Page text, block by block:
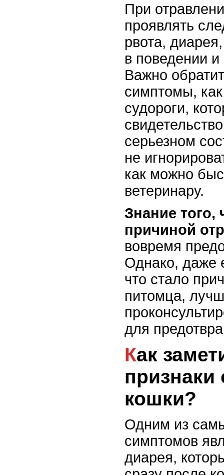
При
проявлять
рвота,
в поведении
Важно
симптомы,
судороги,
серьезном
не
как можно
ветеринару.
Знание того,
причиной
вовремя
Однако, даже
что стало
питомца,
для
Как заметить первые
признаки
кошки?
Одним из
симптомов
диарея,